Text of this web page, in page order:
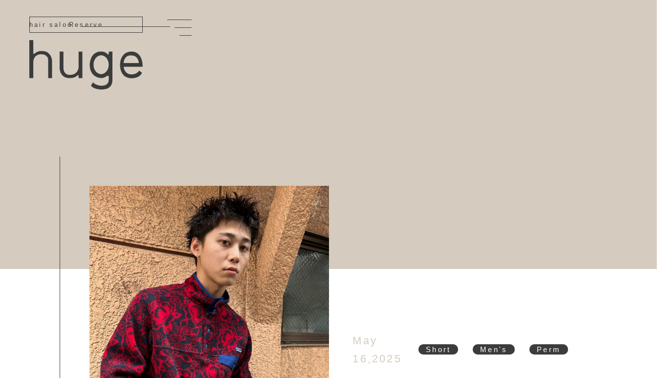
Reserve
hair salon
May
16,2025
Short Men's Perm